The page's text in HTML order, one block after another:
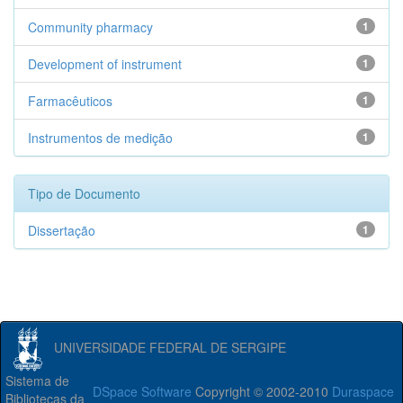
1
Community pharmacy
1
Development of instrument
1
Farmacêuticos
1
Instrumentos de medição
Tipo de Documento
1
Dissertação
UNIVERSIDADE FEDERAL DE SERGIPE
DSpace Software Copyright © 2002-2010 Duraspace
Sistema de
Bibliotecas da